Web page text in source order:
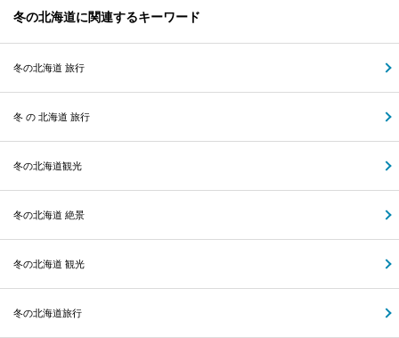
冬の北海道に関連するキーワード
冬の北海道 旅行
冬 の 北海道 旅行
冬の北海道観光
冬の北海道 絶景
冬の北海道 観光
冬の北海道旅行